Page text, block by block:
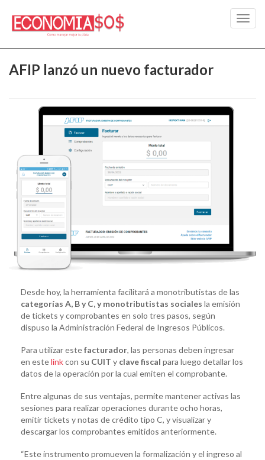
AFIP lanzó un nuevo facturador
Desde hoy, la herramienta facilitará a monotributistas de las
categorías A, B y C, y monotributistas sociales la emisión
de tickets y comprobantes en solo tres pasos, según
dispuso la Administración Federal de Ingresos Públicos.
Para utilizar estefacturador, las personas deben ingresar
en estelinkcon su CUIT y clave fiscal para luego detallar los
datos de la operación por la cual emiten el comprobante.
Entre algunas de sus ventajas, permite mantener activas las
sesiones para realizar operaciones durante ocho horas,
emitir tickets y notas de crédito tipo C, y visualizar y
descargar los comprobantes emitidos anteriormente.
“Este instrumento promueven la formalización y el ingreso al